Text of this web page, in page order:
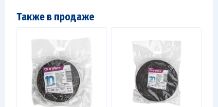
Также в продаже